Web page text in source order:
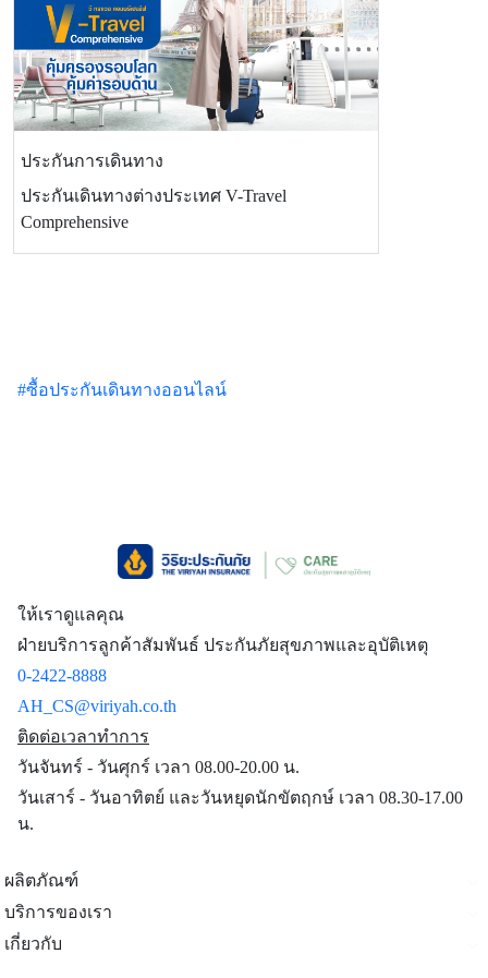
ประกันการเดินทาง
ประกันเดินทางต่างประเทศ V-Travel
Comprehensive
#ซื้อประกันเดินทางออนไลน์
ให้เราดูแลคุณ
ฝ่ายบริการลูกค้าสัมพันธ์ ประกันภัยสุขภาพและอุบัติเหตุ
0-2422-8888
AH_CS@viriyah.co.th
ติดต่อเวลาทำการ
วันจันทร์ - วันศุกร์ เวลา 08.00-20.00 น.
วันเสาร์ - วันอาทิตย์ และวันหยุดนักขัตฤกษ์ เวลา 08.30-17.00
น.
ผลิตภัณฑ์
บริการของเรา
เกี่ยวกับ